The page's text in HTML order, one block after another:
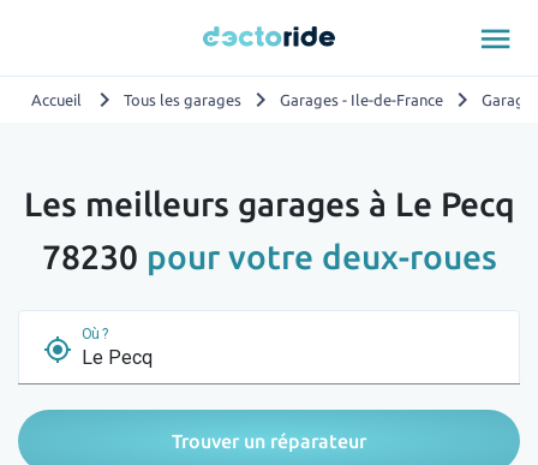
menu
Accueil chevron_right Tous les garages chevron_right Garages - Ile-de-France chevron_right
Les meilleurs garages à Le Pecq
78230 pour votre deux-roues
my_location
Où ?
Trouver un réparateur